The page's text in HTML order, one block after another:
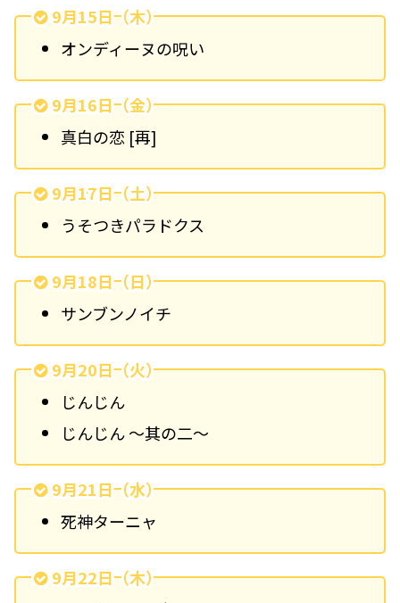
9月15日（木）
オンディーヌの呪い
9月16日（金）
真白の恋 [再]
9月17日（土）
うそつきパラドクス
9月18日（日）
サンブンノイチ
9月20日（火）
じんじん
じんじん ～其の二～
9月21日（水）
死神ターニャ
9月22日（木）